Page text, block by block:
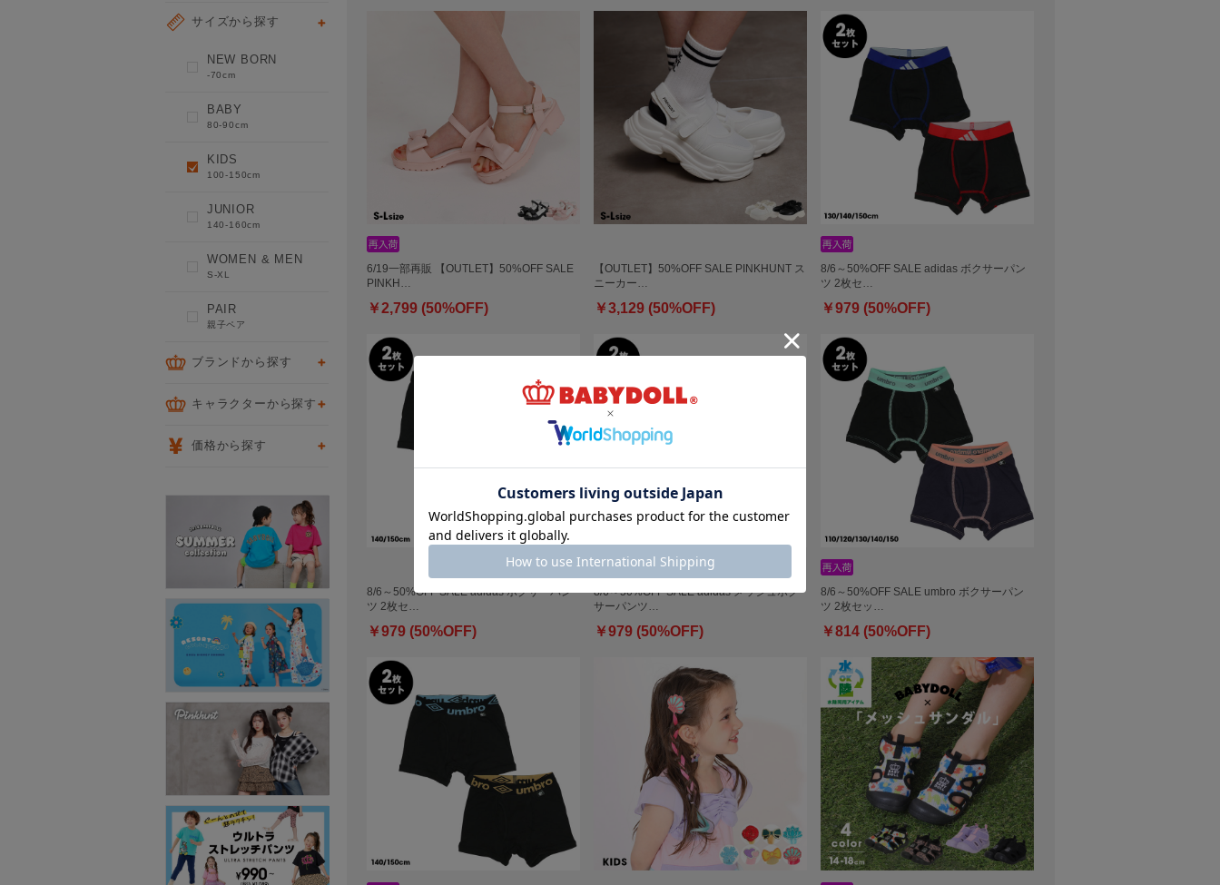
6/19一部再販 【OUTLET】50%OFF SALE
PINKH…
￥2,799 (50%OFF)
【OUTLET】50%OFF SALE PINKHUNT ス
ニーカー…
￥3,129 (50%OFF)
8/6～50%OFF SALE adidas ボクサーパン
ツ 2枚セ…
￥979 (50%OFF)
8/6～50%OFF SALE adidas ボクサーパン
ツ 2枚セ…
￥979 (50%OFF)
8/6～50%OFF SALE adidas メッシュボク
サーパンツ…
￥979 (50%OFF)
8/6～50%OFF SALE umbro ボクサーパン
ツ 2枚セッ…
￥814 (50%OFF)
サイズから探す
NEW BORN
-70cm
BABY
80-90cm
KIDS
100-150cm
JUNIOR
140-160cm
WOMEN & MEN
S-XL
PAIR
親子ペア
ブランドから探す
キャラクターから探す
価格から探す